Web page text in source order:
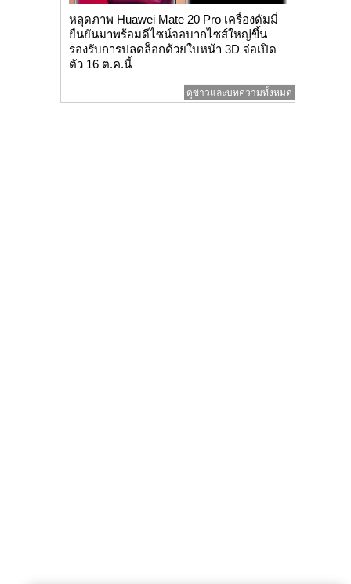
หลุดภาพ Huawei Mate 20 Pro เครื่องดัมมี่
ยืนยันมาพร้อมดีไซน์จอบากไซส์ใหญ่ขึ้น
รองรับการปลดล็อกด้วยใบหน้า 3D จ่อเปิด
ตัว 16 ต.ค.นี้
ดูข่าวและบทความทั้งหมด